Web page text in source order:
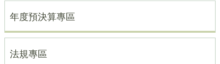
年度預決算專區
法規專區